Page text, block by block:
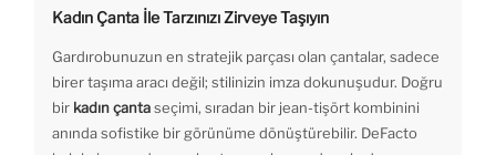
Kadın Çanta İle Tarzınızı Zirveye Taşıyın
Gardırobunuzun en stratejik parçası olan çantalar, sadece
birer taşıma aracı değil; stilinizin imza dokunuşudur. Doğru
bir kadın çantaseçimi, sıradan bir jean-tişört kombinini
anında sofistike bir görünüme dönüştürebilir. DeFacto